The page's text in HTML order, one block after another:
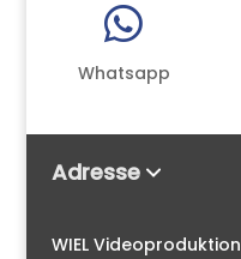

Whatsapp
Adresse
WIEL